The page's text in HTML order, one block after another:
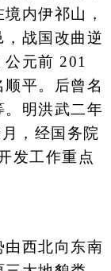
内伊祁山，
战国改曲逆
元前 201
平。后曾名
。明洪武二年
，经国务院
发工作重点
西北向东南